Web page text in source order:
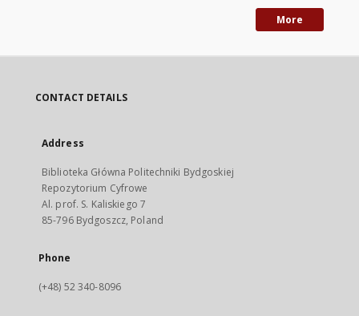
More
CONTACT DETAILS
Address
Biblioteka Główna Politechniki Bydgoskiej
Repozytorium Cyfrowe
Al. prof. S. Kaliskiego 7
85-796 Bydgoszcz, Poland
Phone
(+48) 52 340-8096